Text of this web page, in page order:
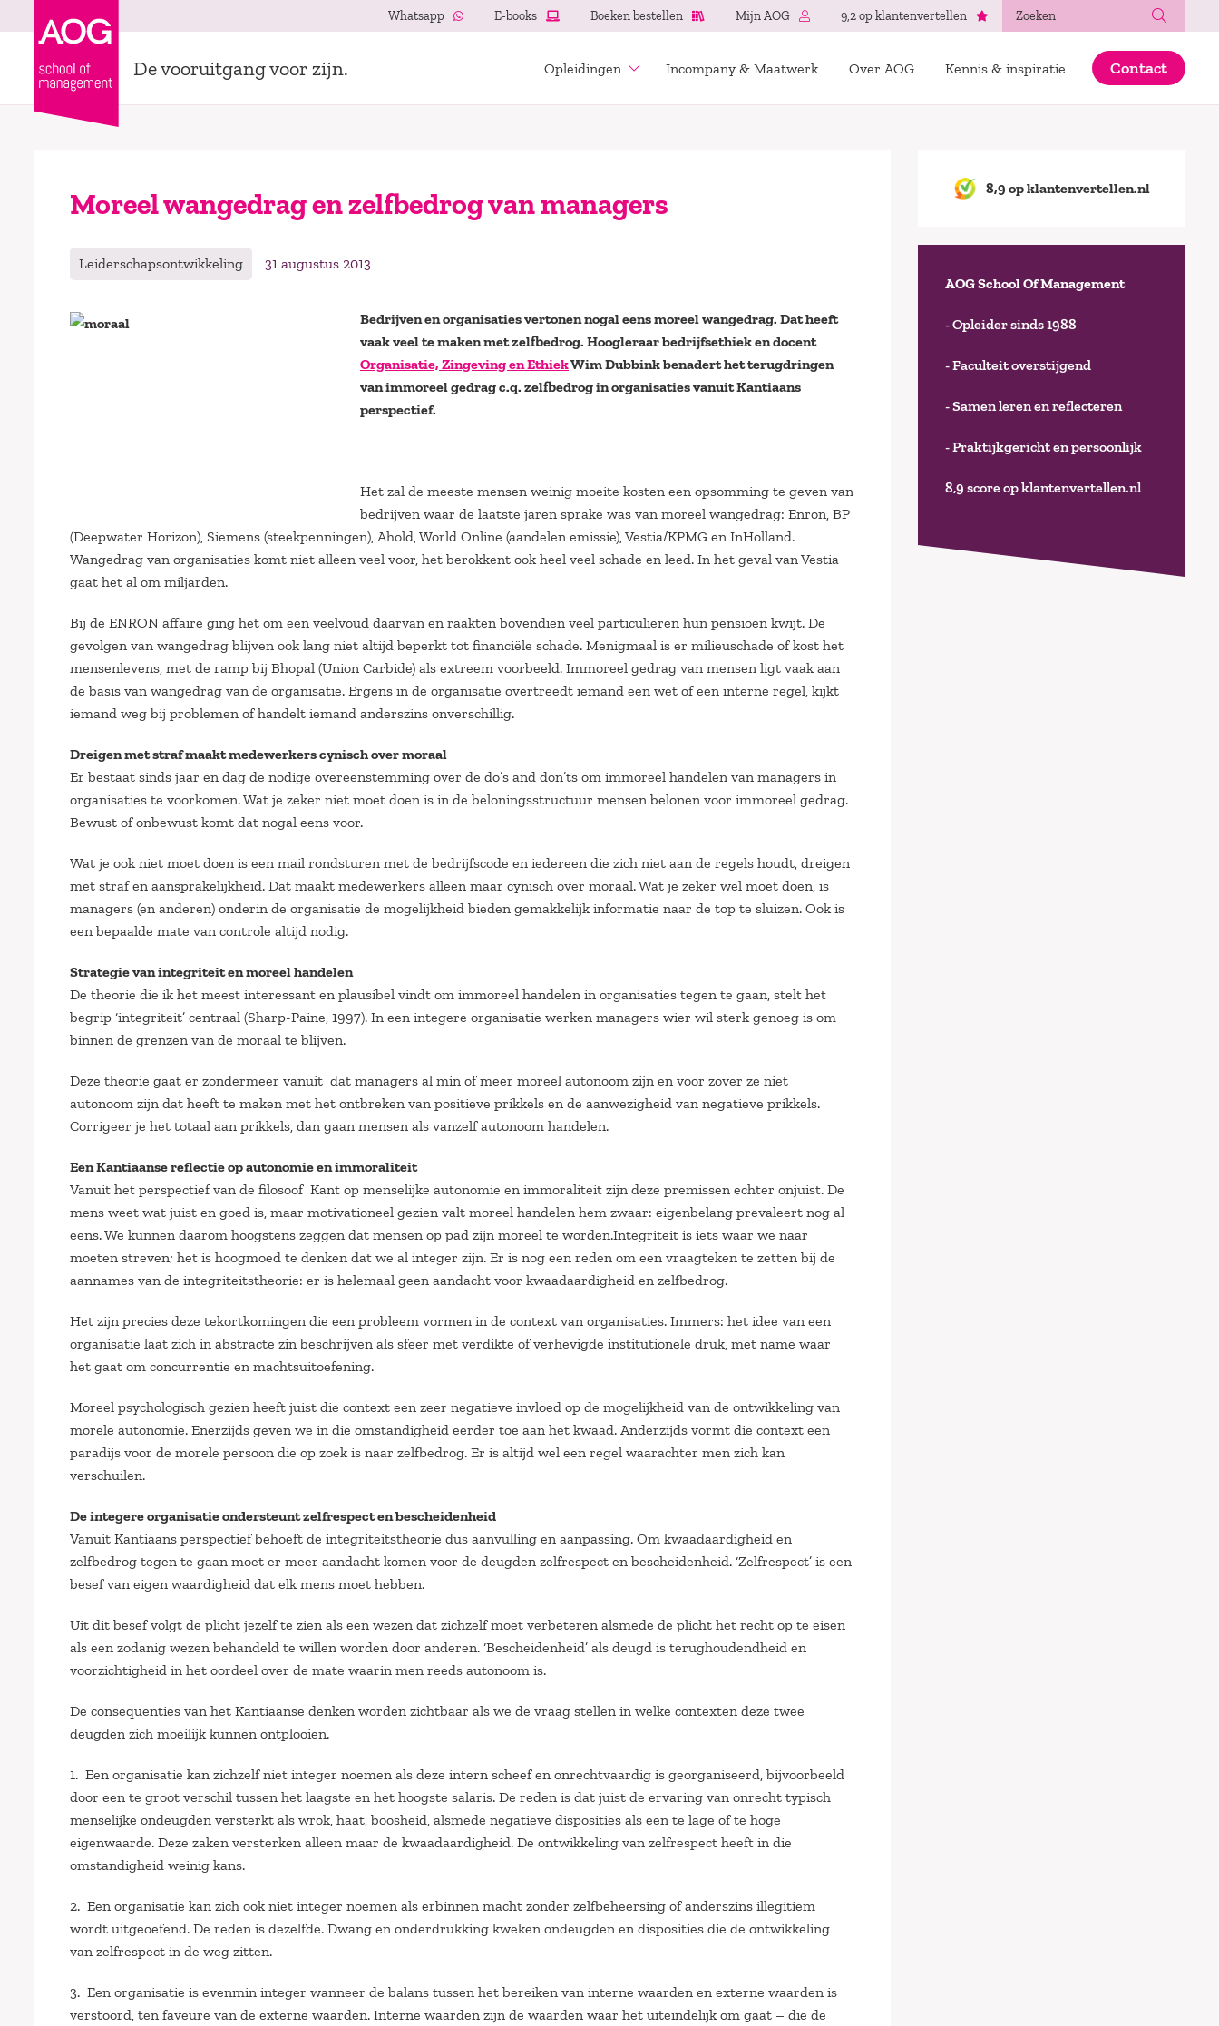
Whatsapp E-books Boeken bestellen Mijn AOG 9,2 op klantenvertellen
De vooruitgang voor zijn. Opleidingen Incompany & Maatwerk Over AOG Kennis & inspiratie Contact
Moreel wangedrag en zelfbedrog van managers
Leiderschapsontwikkeling 31 augustus 2013
Bedrijven en organisaties vertonen nogal eens moreel wangedrag. Dat heeft
vaak veel te maken met zelfbedrog. Hoogleraar bedrijfsethiek en docent
Organisatie, Zingeving en EthiekWim Dubbink benadert het terugdringen
van immoreel gedrag c.q. zelfbedrog in organisaties vanuit Kantiaans
perspectief.
Het zal de meeste mensen weinig moeite kosten een opsomming te geven van
bedrijven waar de laatste jaren sprake was van moreel wangedrag: Enron, BP
(Deepwater Horizon), Siemens (steekpenningen), Ahold, World Online (aandelen emissie), Vestia/KPMG en InHolland.
Wangedrag van organisaties komt niet alleen veel voor, het berokkent ook heel veel schade en leed. In het geval van Vestia
gaat het al om miljarden.
Bij de ENRON affaire ging het om een veelvoud daarvan en raakten bovendien veel particulieren hun pensioen kwijt. De
gevolgen van wangedrag blijven ook lang niet altijd beperkt tot financiële schade. Menigmaal is er milieuschade of kost het
mensenlevens, met de ramp bij Bhopal (Union Carbide) als extreem voorbeeld. Immoreel gedrag van mensen ligt vaak aan
de basis van wangedrag van de organisatie. Ergens in de organisatie overtreedt iemand een wet of een interne regel, kijkt
iemand weg bij problemen of handelt iemand anderszins onverschillig.
Dreigen met straf maakt medewerkers cynisch over moraal
Er bestaat sinds jaar en dag de nodige overeenstemming over de do’s and don’ts om immoreel handelen van managers in
organisaties te voorkomen. Wat je zeker niet moet doen is in de beloningsstructuur mensen belonen voor immoreel gedrag.
Bewust of onbewust komt dat nogal eens voor.
Wat je ook niet moet doen is een mail rondsturen met de bedrijfscode en iedereen die zich niet aan de regels houdt, dreigen
met straf en aansprakelijkheid. Dat maakt medewerkers alleen maar cynisch over moraal. Wat je zeker wel moet doen, is
managers (en anderen) onderin de organisatie de mogelijkheid bieden gemakkelijk informatie naar de top te sluizen. Ook is
een bepaalde mate van controle altijd nodig.
Strategie van integriteit en moreel handelen
De theorie die ik het meest interessant en plausibel vindt om immoreel handelen in organisaties tegen te gaan, stelt het
begrip ‘integriteit’ centraal (Sharp-Paine, 1997). In een integere organisatie werken managers wier wil sterk genoeg is om
binnen de grenzen van de moraal te blijven.
Deze theorie gaat er zondermeer vanuit dat managers al min of meer moreel autonoom zijn en voor zover ze niet
autonoom zijn dat heeft te maken met het ontbreken van positieve prikkels en de aanwezigheid van negatieve prikkels.
Corrigeer je het totaal aan prikkels, dan gaan mensen als vanzelf autonoom handelen.
Een Kantiaanse reflectie op autonomie en immoraliteit
Vanuit het perspectief van de filosoof Kant op menselijke autonomie en immoraliteit zijn deze premissen echter onjuist. De
mens weet wat juist en goed is, maar motivationeel gezien valt moreel handelen hem zwaar: eigenbelang prevaleert nog al
eens. We kunnen daarom hoogstens zeggen dat mensen op pad zijn moreel te worden.Integriteit is iets waar we naar
moeten streven; het is hoogmoed te denken dat we al integer zijn. Er is nog een reden om een vraagteken te zetten bij de
aannames van de integriteitstheorie: er is helemaal geen aandacht voor kwaadaardigheid en zelfbedrog.
Het zijn precies deze tekortkomingen die een probleem vormen in de context van organisaties. Immers: het idee van een
organisatie laat zich in abstracte zin beschrijven als sfeer met verdikte of verhevigde institutionele druk, met name waar
het gaat om concurrentie en machtsuitoefening.
Moreel psychologisch gezien heeft juist die context een zeer negatieve invloed op de mogelijkheid van de ontwikkeling van
morele autonomie. Enerzijds geven we in die omstandigheid eerder toe aan het kwaad. Anderzijds vormt die context een
paradijs voor de morele persoon die op zoek is naar zelfbedrog. Er is altijd wel een regel waarachter men zich kan
verschuilen.
De integere organisatie ondersteunt zelfrespect en bescheidenheid
Vanuit Kantiaans perspectief behoeft de integriteitstheorie dus aanvulling en aanpassing. Om kwaadaardigheid en
zelfbedrog tegen te gaan moet er meer aandacht komen voor de deugden zelfrespect en bescheidenheid. ‘Zelfrespect’ is een
besef van eigen waardigheid dat elk mens moet hebben.
Uit dit besef volgt de plicht jezelf te zien als een wezen dat zichzelf moet verbeteren alsmede de plicht het recht op te eisen
als een zodanig wezen behandeld te willen worden door anderen. ‘Bescheidenheid’ als deugd is terughoudendheid en
voorzichtigheid in het oordeel over de mate waarin men reeds autonoom is.
De consequenties van het Kantiaanse denken worden zichtbaar als we de vraag stellen in welke contexten deze twee
deugden zich moeilijk kunnen ontplooien.
1. Een organisatie kan zichzelf niet integer noemen als deze intern scheef en onrechtvaardig is georganiseerd, bijvoorbeeld
door een te groot verschil tussen het laagste en het hoogste salaris. De reden is dat juist de ervaring van onrecht typisch
menselijke ondeugden versterkt als wrok, haat, boosheid, alsmede negatieve disposities als een te lage of te hoge
eigenwaarde. Deze zaken versterken alleen maar de kwaadaardigheid. De ontwikkeling van zelfrespect heeft in die
omstandigheid weinig kans.
2. Een organisatie kan zich ook niet integer noemen als erbinnen macht zonder zelfbeheersing of anderszins illegitiem
wordt uitgeoefend. De reden is dezelfde. Dwang en onderdrukking kweken ondeugden en disposities die de ontwikkeling
van zelfrespect in de weg zitten.
3. Een organisatie is evenmin integer wanneer de balans tussen het bereiken van interne waarden en externe waarden is
verstoord, ten faveure van de externe waarden. Interne waarden zijn de waarden waar het uiteindelijk om gaat – die de
8,9 op klantenvertellen.nl
AOG School Of Management
- Opleider sinds 1988
- Faculteit overstijgend
- Samen leren en reflecteren
- Praktijkgericht en persoonlijk
8,9 score op klantenvertellen.nl